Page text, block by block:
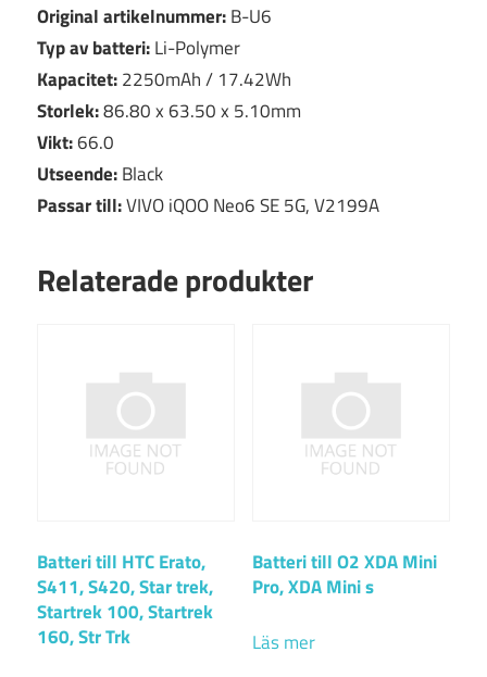
Original artikelnummer:B-U6
Typ av batteri:Li-Polymer
Kapacitet:2250mAh / 17.42Wh
Storlek:86.80 x 63.50 x 5.10mm
Vikt:66.0
Utseende:Black
Passar till:VIVO iQOO Neo6 SE 5G, V2199A
Relaterade produkter
Batteri till HTC Erato,
S411, S420, Star trek,
Startrek 100, Startrek
160, Str Trk
Batteri till O2 XDA Mini
Pro, XDA Mini s
Läs mer